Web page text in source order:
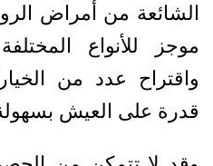
الشائعة من أمراض
موجز للأنواع
واقتراح عدد من
قدرة على العيش